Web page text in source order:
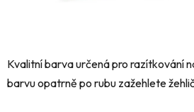
Kvalitní barva určená pro razítkování
barvu opatrně po rubu zažehlete